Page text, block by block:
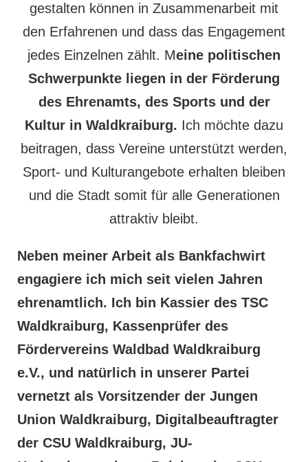
gestalten können in Zusammenarbeit mit
den Erfahrenen und dass das Engagement
jedes Einzelnen zählt. Meine politischen
Schwerpunkte liegen in der Förderung
des Ehrenamts, des Sports und der
Kultur in Waldkraiburg. Ich möchte dazu
beitragen, dass Vereine unterstützt werden,
Sport- und Kulturangebote erhalten bleiben
und die Stadt somit für alle Generationen
attraktiv bleibt.
Neben meiner Arbeit als Bankfachwirt
engagiere ich mich seit vielen Jahren
ehrenamtlich. Ich bin Kassier des TSC
Waldkraiburg, Kassenprüfer des
Fördervereins Waldbad Waldkraiburg
e.V., und natürlich in unserer Partei
vernetzt als Vorsitzender der Jungen
Union Waldkraiburg, Digitalbeauftragter
der CSU Waldkraiburg, JU-